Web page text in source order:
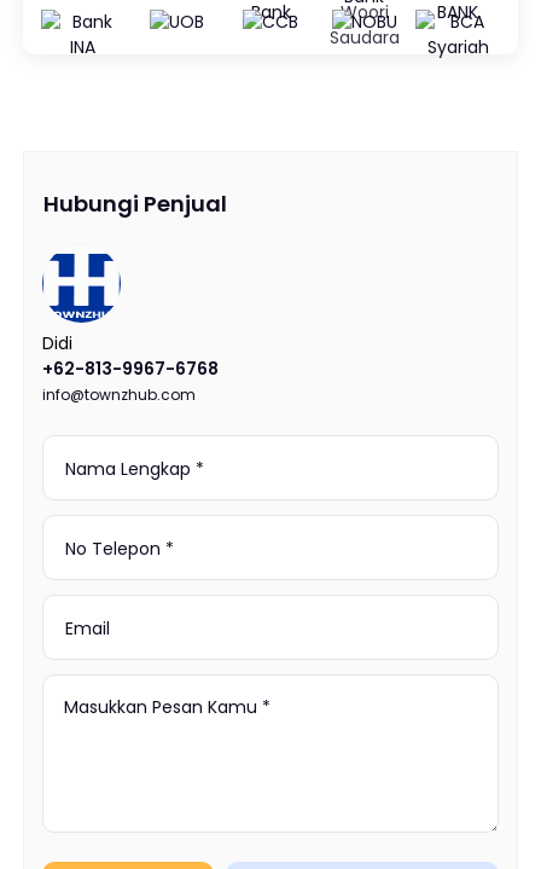
Hubungi Penjual
Didi
+62-813-9967-6768
info@townzhub.com